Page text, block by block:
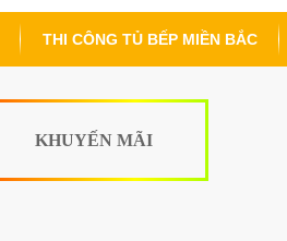
THI CÔNG TỦ BẾP MIỀN BẮC
KHUYẾN MÃI